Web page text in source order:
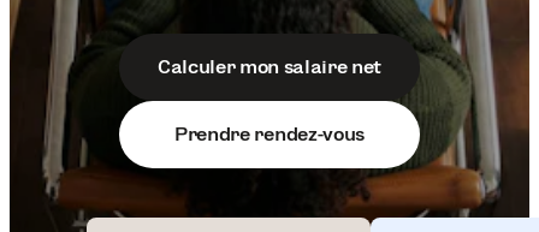
Calculer mon salaire net
Prendre rendez-vous